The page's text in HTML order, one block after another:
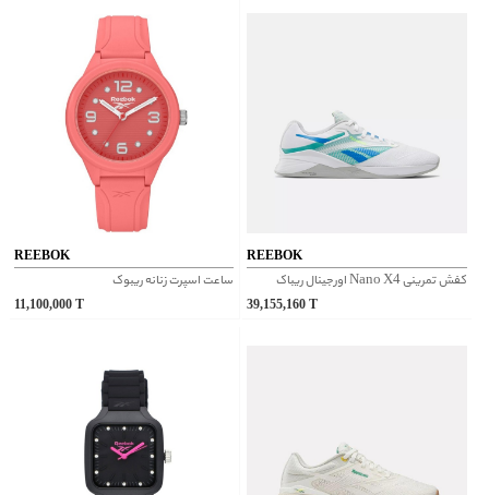
REEBOK
ساعت اسپرت زنانه ریبوک
11,100,000
REEBOK
کفش تمرینی Nano X4 اورجینال ریباک
39,155,160